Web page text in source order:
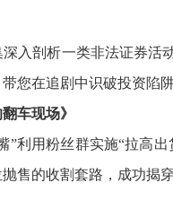
入剖析一类非法证券活
您在追剧中识破投资陷
车现场》
”利用粉丝群实施“拉高
售的收割套路，成功揭